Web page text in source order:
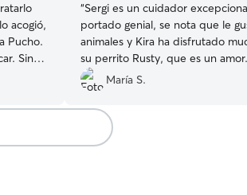
acogió,
Pucho.
Sin
“Sergi es un cuidador
portado genial, se nota que le
animales y Kira ha disfrutado
su perrito Rusty, que es un
repetiré cuando regrese!!
María S.